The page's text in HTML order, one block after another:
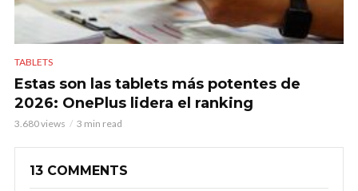
TABLETS
Estas son las tablets más potentes de
2026: OnePlus lidera el ranking
3.680 views 3 min read
13 COMMENTS